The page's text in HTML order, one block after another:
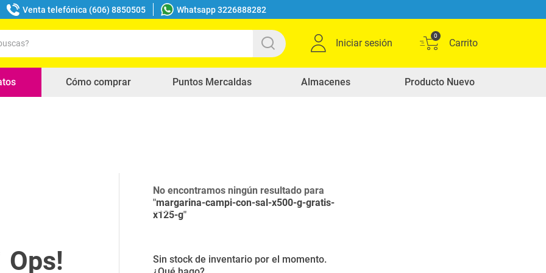
Venta telefónica (606) 8850505 Whatsapp 3226888282
Iniciar sesión
0
Cómo comprar Puntos Mercaldas Almacenes Producto Nuevo
No encontramos ningún resultado para
"margarina-campi-con-sal-x500-g-gratis-
x125-g"
Sin stock de inventario por el momento.
buscados